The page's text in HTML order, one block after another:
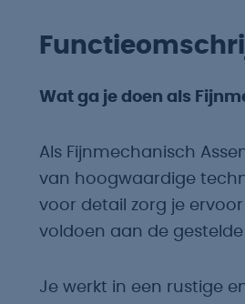
Wat ga je doen als
Als Fijnmechanisch
van hoogwaardige
voor detail zorg je
voldoen aan de gestelde
Je werkt in een rustige